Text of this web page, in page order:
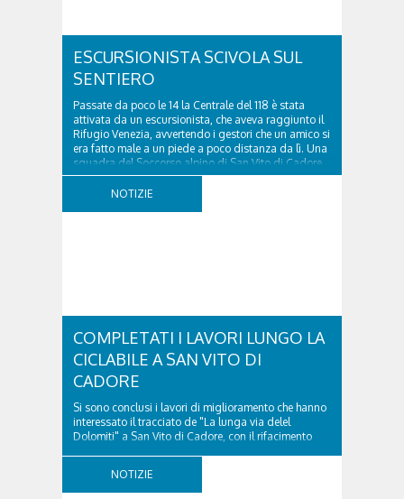
ESCURSIONISTA SCIVOLA SUL
SENTIERO
Passate da poco le 14 la Centrale del 118 è stata
attivata da un escursionista, che aveva raggiunto il
Rifugio Venezia, avvertendo i gestori che un amico si
era fatto male a un piede a poco distanza da lì. Una
squadra del Soccorso alpino di San Vito di Cadore
ha quindi raggiunto l'infortunato...
NOTIZIE
COMPLETATI I LAVORI LUNGO LA
CICLABILE A SAN VITO DI
CADORE
Si sono conclusi i lavori di miglioramento che hanno
interessato il tracciato de "La lunga via delel
Dolomiti" a San Vito di Cadore, con il rifacimento
appositi dissuasori in corrispondenza...
NOTIZIE